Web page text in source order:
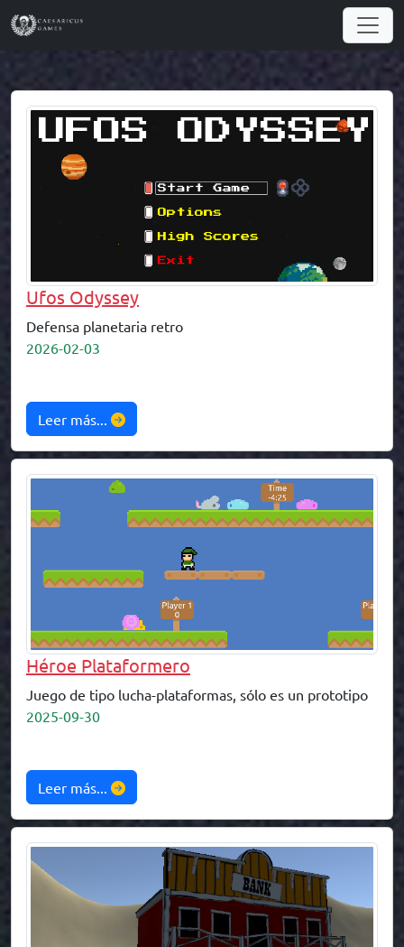
Ufos Odyssey
Defensa planetaria retro
2026-02-03
Leer más...
Héroe Plataformero
Juego de tipo lucha-plataformas, sólo es un prototipo
2025-09-30
Leer más...